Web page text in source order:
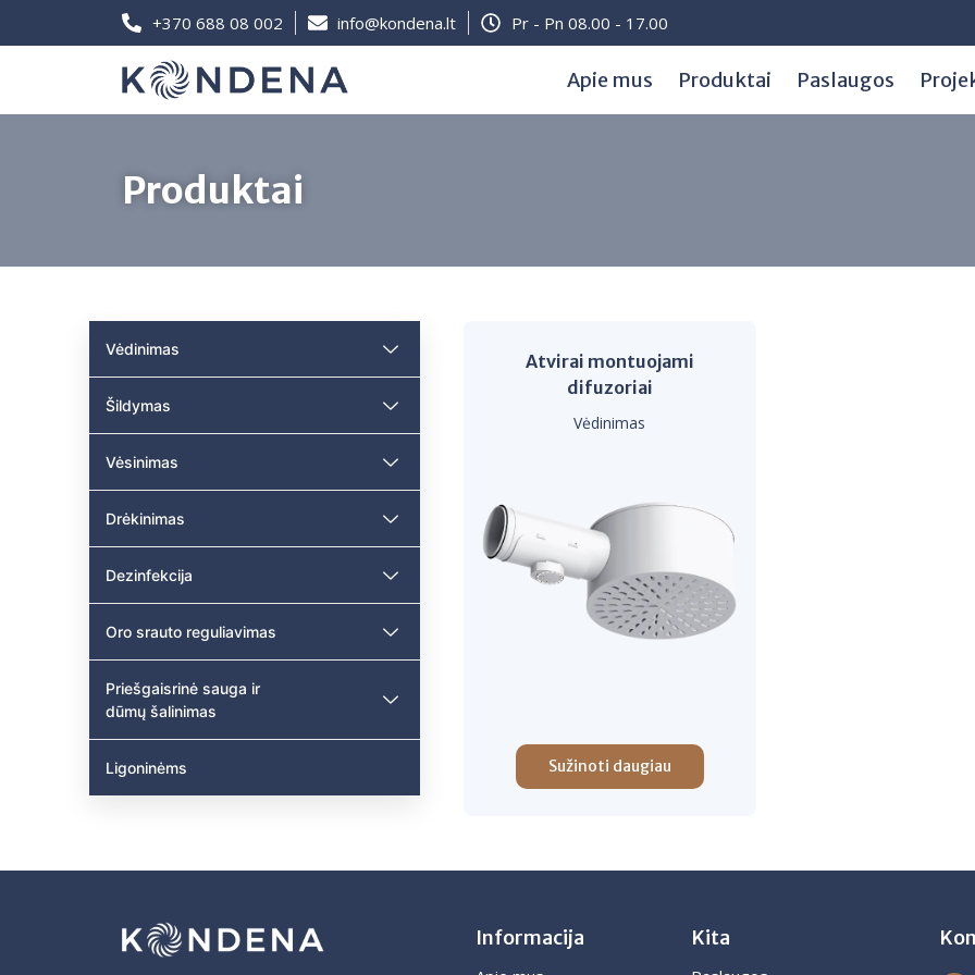
+370 688 08 002 info@kondena.lt Pr - Pn 08.00 - 17.00
Apie mus Produktai Paslaugos
Produktai
Vėdinimas
Šildymas
Vėsinimas
Drėkinimas
Dezinfekcija
Oro srauto reguliavimas
Priešgaisrinė sauga ir
dūmų šalinimas
Ligoninėms
Atvirai montuojami
difuzoriai
Vėdinimas
Sužinoti daugiau
Informacija Kita